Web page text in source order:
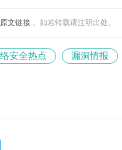
原文链接 。如若转载请注明出处。
安全热点 漏洞情报